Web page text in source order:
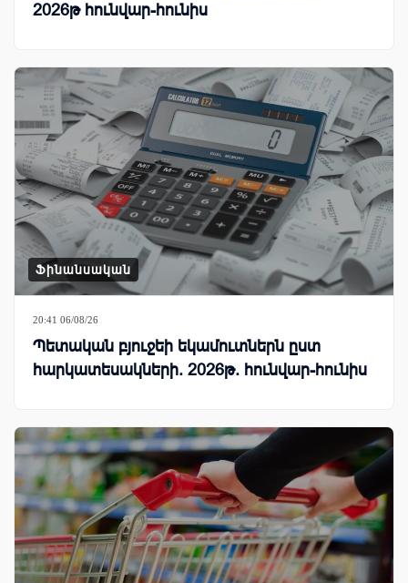
2026թ հունվար-հունիս
Ֆինանսական
20:41 06/08/26
Պետական բյուջեի եկամուտներն ըստ
հարկատեսակների. 2026թ. հունվար-հունիս